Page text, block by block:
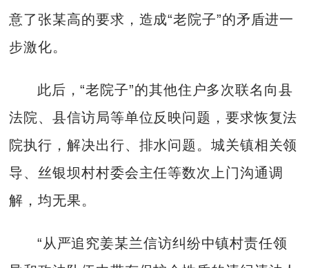
意了张某高的要求，造成“老院子”的矛盾进一
步激化。
此后，“老院子”的其他住户多次联名向县
法院、县信访局等单位反映问题，要求恢复法
院执行，解决出行、排水问题。城关镇相关领
导、丝银坝村村委会主任等数次上门沟通调
解，均无果。
“从严追究姜某兰信访纠纷中镇村责任领